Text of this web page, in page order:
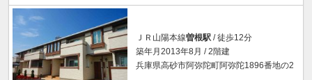
ＪＲ山陽本線曽根駅 / 徒歩12分
築年月2013年8月 / 2階建
兵庫県高砂市阿弥陀町阿弥陀1896番地の2